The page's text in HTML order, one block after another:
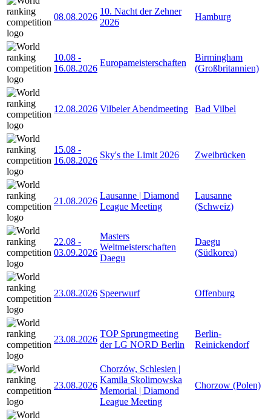
08.08.2026
10. Nacht der Zehner
2026
Hamburg
10.08 -
16.08.2026
Europameisterschaften
Birmingham
(Großbritannien)
12.08.2026 Vilbeler Abendmeeting Bad Vilbel
15.08 -
16.08.2026
Sky's the Limit 2026 Zweibrücken
21.08.2026
Lausanne | Diamond
League Meeting
Lausanne
(Schweiz)
22.08 -
03.09.2026
Masters
Weltmeisterschaften
Daegu
Daegu
(Südkorea)
23.08.2026 Speerwurf Offenburg
23.08.2026
TOP Sprungmeeting
der LG NORD Berlin
Berlin-
Reinickendorf
23.08.2026
Chorzów, Schlesien |
Kamila Skolimowska
Memorial | Diamond
League Meeting
Chorzow (Polen)